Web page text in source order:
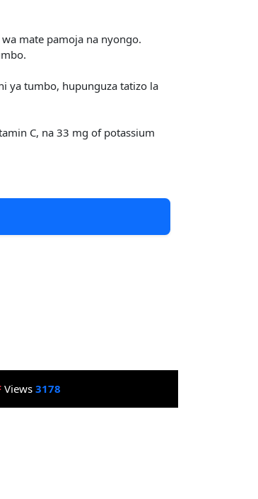
mate pamoja na nyongo.
ya tumbo, hupunguza tatizo la
C, na 33 mg of potassium
Views 3178